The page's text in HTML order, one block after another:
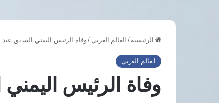
الرئيسية / العالم العربي / وفاة الرئيس اليمني السابق
العالم العربي
وفاة الرئيس
بالثأر